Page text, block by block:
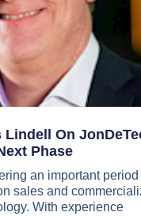
On
Phase
an important
sales and
With experience